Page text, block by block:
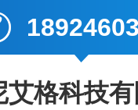
艾格科技